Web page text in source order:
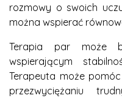
rozmowy o swoich
można wspierać
Terapia par może
wspierającym
Terapeuta może
przezwyciężaniu